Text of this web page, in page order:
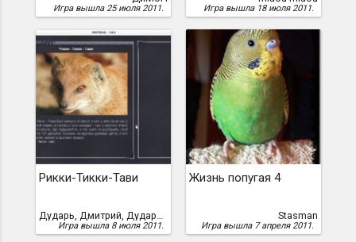
Игра вышла 25 июля 2011. Игра вышла 18 июля 2011.
Рикки-Тикки-Тави
Дударь, Дмитрий, Дударь Дмитрий
Игра вышла 8 июля 2011.
Жизнь попугая 4
Stasman
Игра вышла 7 апреля 2011.